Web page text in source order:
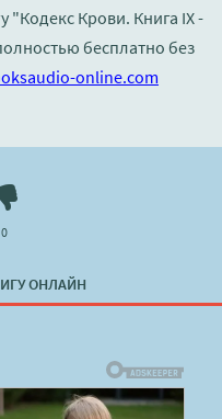
"Кодекс Крови. Книга IХ -
бесплатно без
online.com
ОНЛАЙН
0